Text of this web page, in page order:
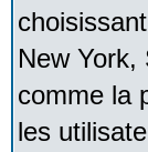
New York,
comme la
les